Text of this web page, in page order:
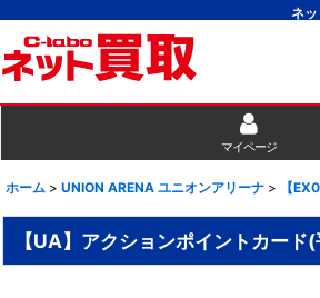
ネ
マイページ
ホーム > UNION ARENA ユニオンアリーナ > 【
【UA】アクションポイントカー